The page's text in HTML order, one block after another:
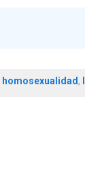
homosexualidad,